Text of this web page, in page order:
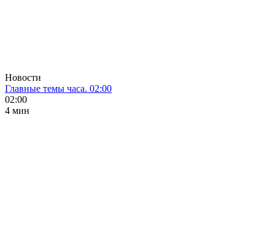
Новости
Главные темы часа. 02:00
02:00
4 мин